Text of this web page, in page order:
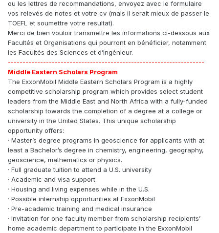
ou les lettres de recommandations, envoyez avec le formulaire
vos relevés de notes et votre cv (mais il serait mieux de passer le
TOEFL et soumettre votre resultat).
Merci de bien vouloir transmettre les informations ci-dessous aux
Facultés et Organisations qui pourront en bénéficier, notamment
les Facultés des Sciences et d’Ingénieur.
-------------------------------------------------------------------
Middle Eastern Scholars Program
The ExxonMobil Middle Eastern Scholars Program is a highly
competitive scholarship program which provides select student
leaders from the Middle East and North Africa with a fully-funded
scholarship towards the completion of a degree at a college or
university in the United States. This unique scholarship
opportunity offers:
· Master’s degree programs in geoscience for applicants with at
least a Bachelor’s degree in chemistry, engineering, geography,
geoscience, mathematics or physics.
· Full graduate tuition to attend a U.S. university
· Academic and visa support
· Housing and living expenses while in the U.S.
· Possible internship opportunities at ExxonMobil
· Pre-academic training and medical insurance
· Invitation for one faculty member from scholarship recipients’
home academic department to participate in the ExxonMobil